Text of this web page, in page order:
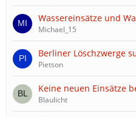
Wassereinsätze und
Michael_15
Berliner Löschzwerge
Pietson
Keine neuen Einsätze
Blaulicht